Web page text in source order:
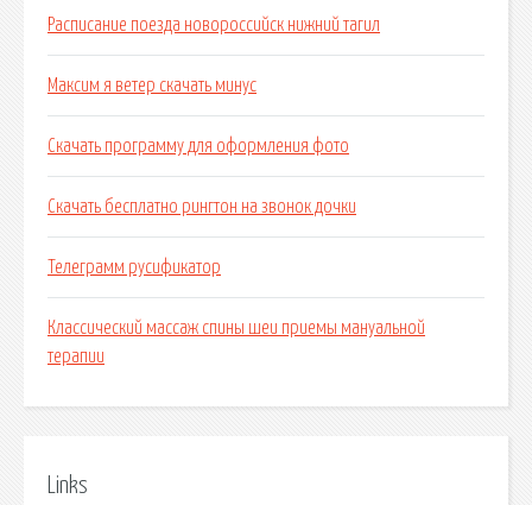
Расписание поезда новороссийск нижний тагил
Максим я ветер скачать минус
Скачать программу для оформления фото
Скачать бесплатно рингтон на звонок дочки
Телеграмм русификатор
Классический массаж спины шеи приемы мануальной
терапии
Links